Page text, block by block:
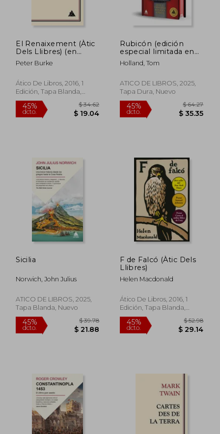
El Renaixement (Àtic
Dels Llibres) (en
Catalán)
Peter Burke
Ático De Libros, 2016, 1
Edición, Tapa Blanda,
Nuevo
45%
dcto. $ 19.04
Rubicón (edición
especial limitada en
tapa dura con cantos
pintados)
Holland, Tom
ATICO DE LIBROS, 2025,
Tapa Dura, Nuevo
45%
dcto.
Sicilia
Norwich, John Julius
ATICO DE LIBROS, 2025,
Tapa Blanda, Nuevo
F de Falcó (Àtic Dels
Llibres)
Helen Macdonald
Ático De Libros, 2016, 1
Edición, Tapa Blanda,
Nuevo